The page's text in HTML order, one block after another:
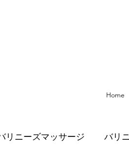
Home
リニーズマッサージ バリ